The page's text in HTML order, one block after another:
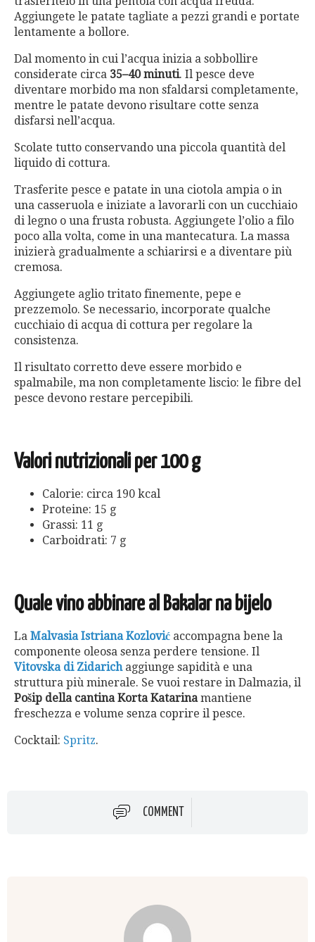
Aggiungete le patate tagliate a pezzi grandi e portate
lentamente a bollore.
Dal momento in cui l’acqua inizia a sobbollire
considerate circa 35–40 minuti. Il pesce deve
diventare morbido ma non sfaldarsi completamente,
mentre le patate devono risultare cotte senza
disfarsi nell’acqua.
Scolate tutto conservando una piccola quantità del
liquido di cottura.
Trasferite pesce e patate in una ciotola ampia o in
una casseruola e iniziate a lavorarli con un cucchiaio
di legno o una frusta robusta. Aggiungete l’olio a filo
poco alla volta, come in una mantecatura. La massa
inizierà gradualmente a schiarirsi e a diventare più
cremosa.
Aggiungete aglio tritato finemente, pepe e
prezzemolo. Se necessario, incorporate qualche
cucchiaio di acqua di cottura per regolare la
consistenza.
Il risultato corretto deve essere morbido e
spalmabile, ma non completamente liscio: le fibre del
pesce devono restare percepibili.
Valori nutrizionali per 100 g
Calorie: circa 190 kcal
Proteine: 15 g
Grassi: 11 g
Carboidrati: 7 g
Quale vino abbinare al Bakalar na bijelo
La Malvasia Istriana Kozlović accompagna bene la
componente oleosa senza perdere tensione. Il
Vitovska di Zidarichaggiunge sapidità e una
struttura più minerale. Se vuoi restare in Dalmazia, il
Pošip della cantina Korta Katarinamantiene
freschezza e volume senza coprire il pesce.
Cocktail: Spritz.
COMMENT